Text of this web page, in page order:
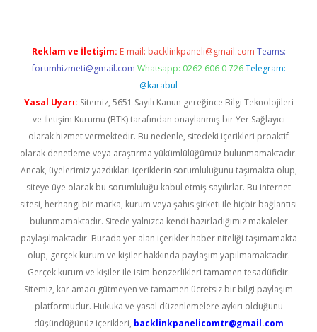
Reklam ve İletişim: E-mail: backlinkpaneli@gmail.com Teams:
forumhizmeti@gmail.com Whatsapp: 0262 606 0 726 Telegram:
@karabul
Yasal Uyarı: Sitemiz, 5651 Sayılı Kanun gereğince Bilgi Teknolojileri
ve İletişim Kurumu (BTK) tarafından onaylanmış bir Yer Sağlayıcı
olarak hizmet vermektedir. Bu nedenle, sitedeki içerikleri proaktif
olarak denetleme veya araştırma yükümlülüğümüz bulunmamaktadır.
Ancak, üyelerimiz yazdıkları içeriklerin sorumluluğunu taşımakta olup,
siteye üye olarak bu sorumluluğu kabul etmiş sayılırlar. Bu internet
sitesi, herhangi bir marka, kurum veya şahıs şirketi ile hiçbir bağlantısı
bulunmamaktadır. Sitede yalnızca kendi hazırladığımız makaleler
paylaşılmaktadır. Burada yer alan içerikler haber niteliği taşımamakta
olup, gerçek kurum ve kişiler hakkında paylaşım yapılmamaktadır.
Gerçek kurum ve kişiler ile isim benzerlikleri tamamen tesadüfidir.
Sitemiz, kar amacı gütmeyen ve tamamen ücretsiz bir bilgi paylaşım
platformudur. Hukuka ve yasal düzenlemelere aykırı olduğunu
düşündüğünüz içerikleri, backlinkpanelicomtr@gmail.com